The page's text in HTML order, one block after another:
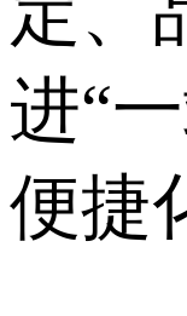
进“
便捷